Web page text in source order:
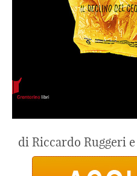
di Riccardo Ruggeri